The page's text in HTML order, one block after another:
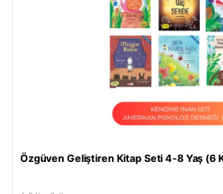
Özgüven Geliştiren Kitap Seti 4-8 Yaş (6